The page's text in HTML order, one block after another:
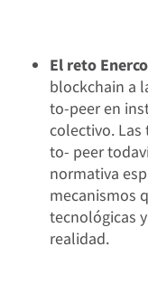
El reto
blockchain a
to-peer en
colectivo. Las
to- peer
normativa
mecanismos
tecnológicas
realidad.